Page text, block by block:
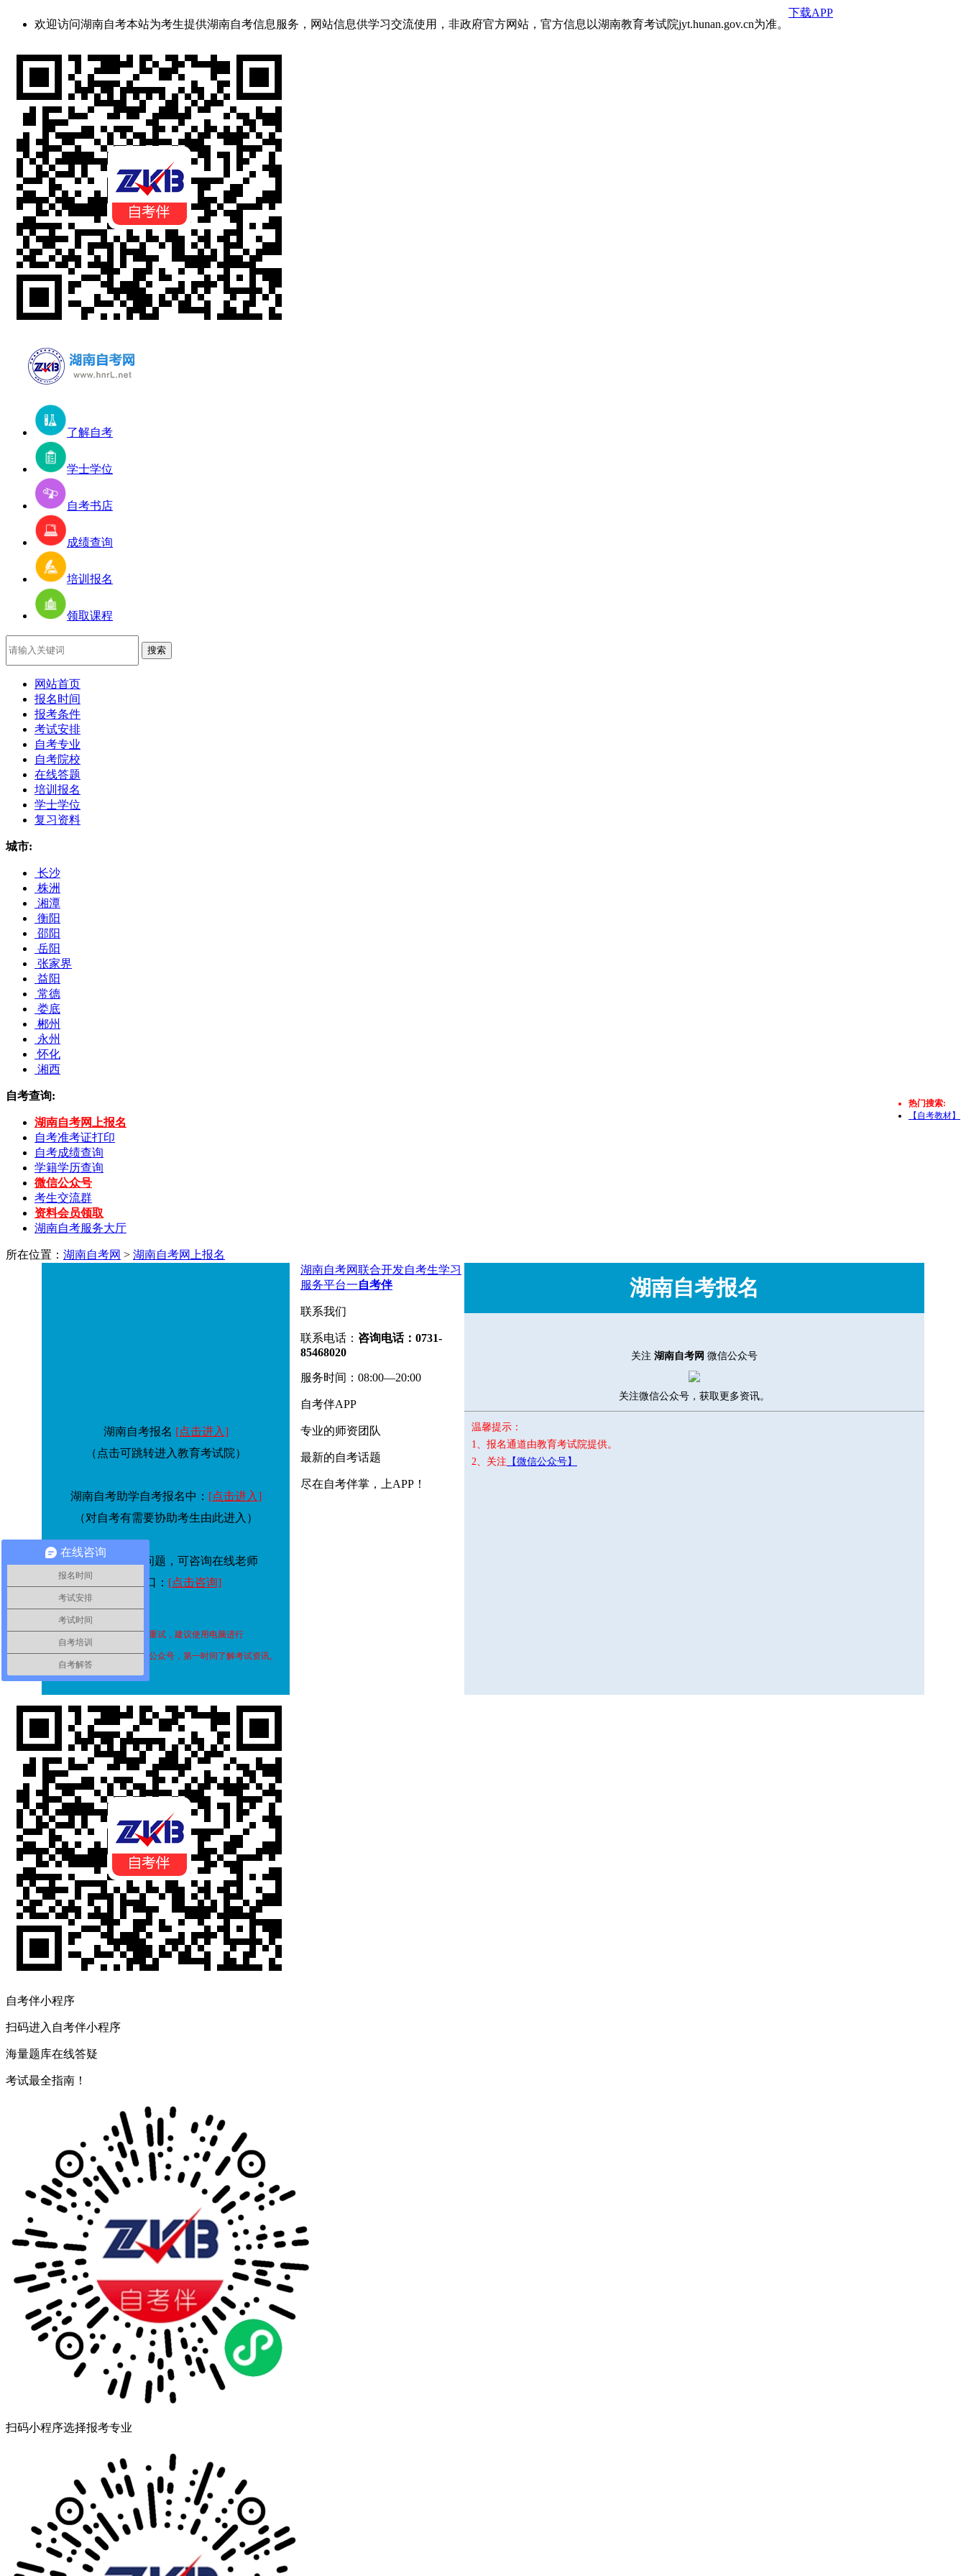
欢迎访问湖南自考本站为考生提供湖南自考信息服务，网站信息供学习交流使用，非政府官方网站，官方信息以湖南教育考试院jyt.hunan.gov.cn为准。
下载APP
了解自考
学士学位
自考书店
成绩查询
培训报名
领取课程
网站首页
报名时间
报考条件
考试安排
自考专业
自考院校
在线答题
培训报名
学士学位
复习资料
城市:
长沙
株洲
湘潭
衡阳
邵阳
岳阳
张家界
益阳
常德
娄底
郴州
永州
怀化
湘西
热门搜索:
【自考教材】
自考查询:
湖南自考网上报名
自考准考证打印
自考成绩查询
学籍学历查询
微信公众号
考生交流群
资料会员领取
湖南自考服务大厅
所在位置： 湖南自考网 > 湖南自考网上报名
湖南自考报名 [点击进入]
（点击可跳转进入教育考试院）
湖南自考助学自考报名中： [点击进入]
（对自考有需要协助考生由此进入）
更多湖南自考问题，可咨询在线老师
咨询入口： [点击咨询]
首次点开请刷新重试，建议使用电脑进行
温馨提示：关注湖南微信公众号，第一时间了解考试资讯。
湖南自考报名
关注 湖南自考网 微信公众号
关注微信公众号，获取更多资讯。
温馨提示：
1、报名通道由教育考试院提供。
2、关注 【微信公众号】
湖南自考网联合开发自考生学习
服务平台一自考伴
联系我们
联系电话： 咨询电话：0731-
85468020
服务时间：08:00—20:00
自考伴APP
专业的师资团队
最新的自考话题
尽在自考伴掌，上APP！
自考伴小程序
扫码进入自考伴小程序
海量题库在线答疑
考试最全指南！
扫码小程序选择报考专业
在线咨询
报名时间
考试安排
考试时间
自考培训
自考解答